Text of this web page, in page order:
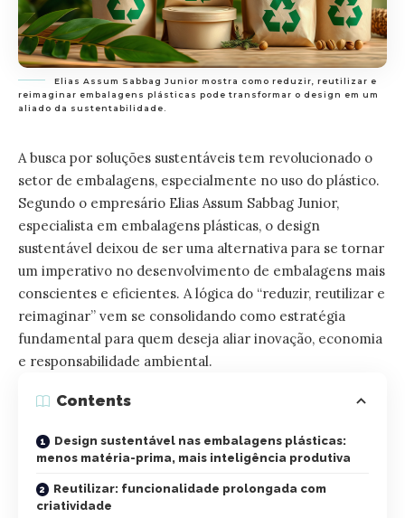
Elias Assum Sabbag Junior mostra como reduzir, reutilizar e
reimaginar embalagens plásticas pode transformar o design em um
aliado da sustentabilidade.
A busca por soluções sustentáveis tem revolucionado o
setor de embalagens, especialmente no uso do plástico.
Segundo o empresário Elias Assum Sabbag Junior,
especialista em embalagens plásticas, o design
sustentável deixou de ser uma alternativa para se tornar
um imperativo no desenvolvimento de embalagens mais
conscientes e eficientes. A lógica do “reduzir, reutilizar e
reimaginar” vem se consolidando como estratégia
fundamental para quem deseja aliar inovação, economia
e responsabilidade ambiental.
Contents
Design sustentável nas embalagens plásticas:
menos matéria-prima, mais inteligência produtiva
Reutilizar: funcionalidade prolongada com
criatividade